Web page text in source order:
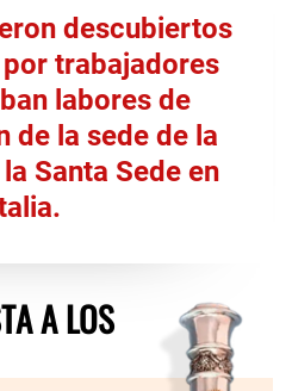
descubiertos
trabajadores
labores de
de la sede de la
Santa Sede en
A LOS